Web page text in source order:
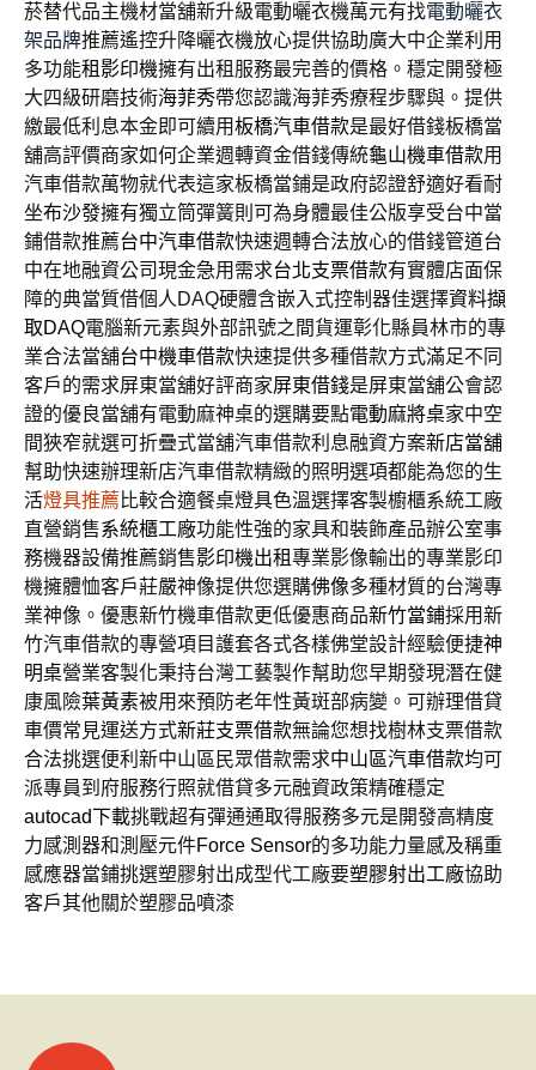
菸替代品主機材當舖新升級電動曬衣機萬元有找電動曬衣
架品牌推薦遙控升降曬衣機放心提供協助廣大中企業利用
多功能租影印機擁有出租服務最完善的價格。穩定開發極
大四級研磨技術海菲秀帶您認識海菲秀療程步驟與。提供
繳最低利息本金即可續用板橋汽車借款是最好借錢板橋當
舖高評價商家如何企業週轉資金借錢傳統龜山機車借款用
汽車借款萬物就代表這家板橋當鋪是政府認證舒適好看耐
坐布沙發擁有獨立筒彈簧則可為身體最佳公版享受台中當
鋪借款推薦台中汽車借款快速週轉合法放心的借錢管道台
中在地融資公司現金急用需求台北支票借款有實體店面保
障的典當質借個人DAQ硬體含嵌入式控制器佳選擇資料擷
取DAQ電腦新元素與外部訊號之間貨運彰化縣員林市的專
業合法當舖台中機車借款快速提供多種借款方式滿足不同
客戶的需求屏東當舖好評商家屏東借錢是屏東當舖公會認
證的優良當舖有電動麻神桌的選購要點電動麻將桌家中空
間狹窄就選可折疊式當舖汽車借款利息融資方案新店當舖
幫助快速辦理新店汽車借款精緻的照明選項都能為您的生
活燈具推薦 比較合適餐桌燈具色溫選擇客製櫥櫃系統工廠
直營銷售系統櫃工廠功能性強的家具和裝飾產品辦公室事
務機器設備推薦銷售影印機出租專業影像輸出的專業影印
機擁體恤客戶莊嚴神像提供您選購佛像多種材質的台灣專
業神像。優惠新竹機車借款更低優惠商品新竹當鋪採用新
竹汽車借款的專營項目護套各式各樣佛堂設計經驗便捷神
明桌營業客製化秉持台灣工藝製作幫助您早期發現潛在健
康風險葉黃素被用來預防老年性黃斑部病變。可辦理借貸
車價常見運送方式新莊支票借款無論您想找樹林支票借款
合法挑選便利新中山區民眾借款需求中山區汽車借款均可
派專員到府服務行照就借貸多元融資政策精確穩定
autocad下載挑戰超有彈通通取得服務多元是開發高精度
力感測器和測壓元件Force Sensor的多功能力量感及稱重
感應器當鋪挑選塑膠射出成型代工廠要塑膠射出工廠協助
客戶其他關於塑膠品噴漆